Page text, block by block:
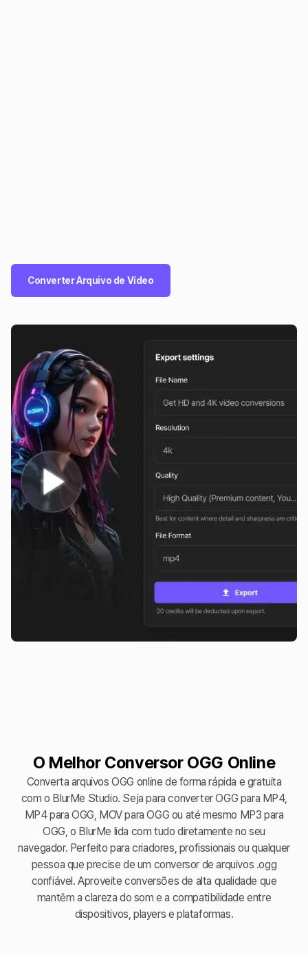
Converter Arquivo de Vídeo
O Melhor Conversor OGG Online
Converta arquivos OGG online de forma rápida e gratuita
com o BlurMe Studio. Seja para converter OGG para MP4,
MP4 para OGG, MOV para OGG ou até mesmo MP3 para
OGG, o BlurMe lida com tudo diretamente no seu
navegador. Perfeito para criadores, profissionais ou qualquer
pessoa que precise de um conversor de arquivos .ogg
confiável. Aproveite conversões de alta qualidade que
mantêm a clareza do som e a compatibilidade entre
dispositivos, players e plataformas.